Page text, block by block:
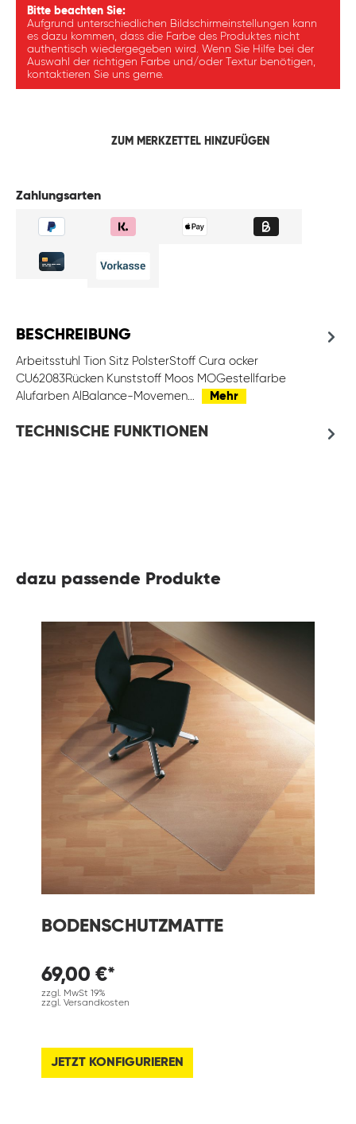
Bitte beachten Sie:
Aufgrund unterschiedlichen Bildschirmeinstellungen kann
es dazu kommen, dass die Farbe des Produktes nicht
authentisch wiedergegeben wird. Wenn Sie Hilfe bei der
Auswahl der richtigen Farbe und/oder Textur benötigen,
kontaktieren Sie uns gerne.
ZUM MERKZETTEL HINZUFÜGEN
Zahlungsarten
BESCHREIBUNG
Arbeitsstuhl Tion Sitz PolsterStoff Cura ocker
CU62083Rücken Kunststoff Moos MOGestellfarbe
Alufarben AlBalance-Movemen…
Mehr
TECHNISCHE FUNKTIONEN
dazu passende Produkte
BODENSCHUTZMATTE
69,00 €*
zzgl. MwSt 19%
zzgl. Versandkosten
JETZT KONFIGURIEREN